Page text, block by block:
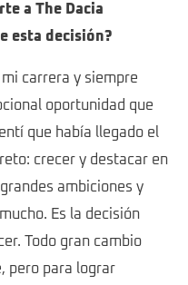
a The Dacia
esta decisión?
carrera y siempre
oportunidad que
que había llegado el
crecer y destacar en
ambiciones y
Es la decisión
Todo gran cambio
pero para lograr